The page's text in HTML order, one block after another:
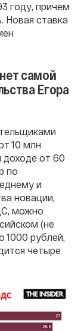
году, причем
Новая ставка
самой
Егора
10 млн
доходе от 60
по
и
новации,
можно
(не
1000 рублей,
четыре